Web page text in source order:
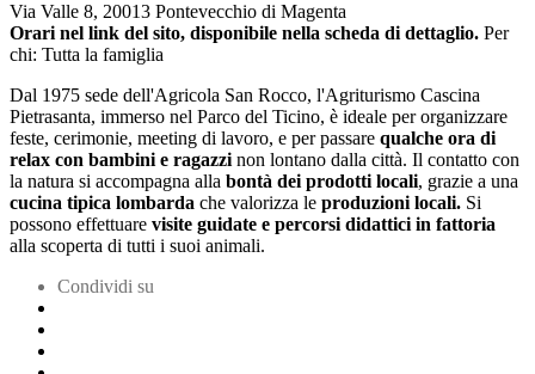
Via Valle 8, 20013 Pontevecchio di Magenta
Orari nel link del sito, disponibile nella scheda di dettaglio. Per
chi: Tutta la famiglia
Dal 1975 sede dell'Agricola San Rocco, l'Agriturismo Cascina
Pietrasanta, immerso nel Parco del Ticino, è ideale per organizzare
feste, cerimonie, meeting di lavoro, e per passare qualche ora di
relax con bambini e ragazzi non lontano dalla città. Il contatto con
la natura si accompagna alla bontà dei prodotti locali, grazie a una
cucina tipica lombarda che valorizza le produzioni locali. Si
possono effettuare visite guidate e percorsi didattici in fattoria
alla scoperta di tutti i suoi animali.
Condividi su